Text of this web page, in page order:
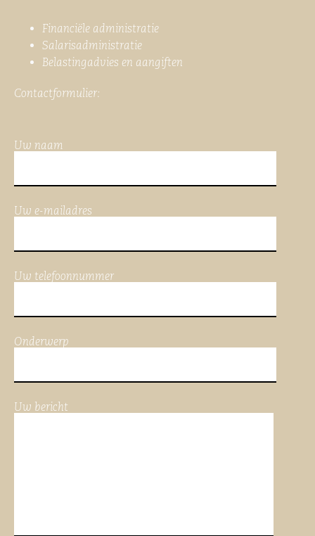
Financiële administratie
Salarisadministratie
Belastingadvies en aangiften
Contactformulier:
Uw naam
Uw e-mailadres
Uw telefoonnummer
Onderwerp
Uw bericht